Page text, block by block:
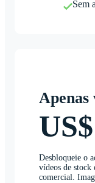
Sem
Apenas
Desbloqueie o
vídeos de stock
comercial.